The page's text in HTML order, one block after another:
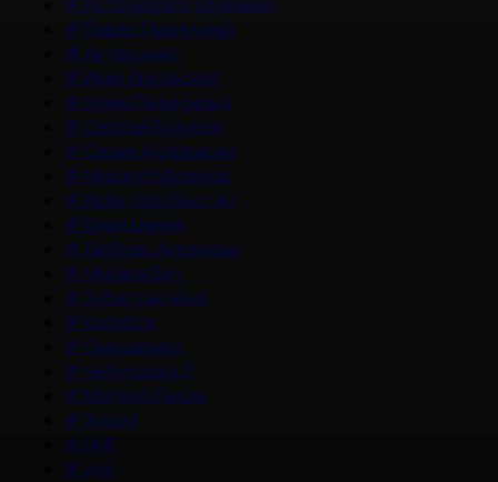
# Павел Прилучный
#Актер кино
# Иван Янковский
# Юлия Пересильд
# Сергей Бурунов
# Сарик Андреасян
# Михаил Ефремов
# Иван Охлобыстин
# Влад Ценев
#Любовь Аксенова
# Милана Бру
#Зубастая няня
# Колобок
# Смешарики
# Чебурашка 3
# Матвей Лыков
#Холод
# НМГ
# док